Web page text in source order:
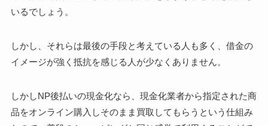
いるでしょう。
しかし、それらは最後の手段と考えている人も多く、借金の
イメージが強く抵抗を感じる人が少なくありません。
しかしNP後払いの現金化なら、現金化業者から指定された商
品をオンライン購入しそのまま買取してもらうという仕組み